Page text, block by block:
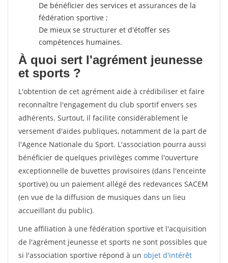
De bénéficier des services et assurances de la
fédération sportive ;
De mieux se structurer et d'étoffer ses
compétences humaines.
À quoi sert l'agrément jeunesse
et sports ?
L'obtention de cet agrément aide à crédibiliser et faire
reconnaître l'engagement du club sportif envers ses
adhérents. Surtout, il facilite considérablement le
versement d'aides publiques, notamment de la part de
l'Agence Nationale du Sport. L'association pourra aussi
bénéficier de quelques privilèges comme l'ouverture
exceptionnelle de buvettes provisoires (dans l'enceinte
sportive) ou un paiement allégé des redevances SACEM
(en vue de la diffusion de musiques dans un lieu
accueillant du public).
Une affiliation à une fédération sportive et l'acquisition
de l'agrément jeunesse et sports ne sont possibles que
si l'association sportive répond à un objet d'intérêt